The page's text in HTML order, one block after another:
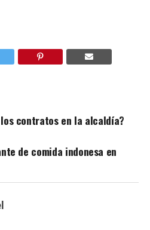
contratos en la alcaldía?
de comida indonesa en